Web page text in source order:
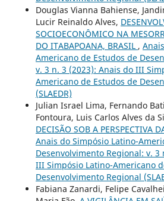
Douglas Vianna Bahiense,
Lucir Reinaldo Alves,
SOCIOECONÔMICO NA
DO ITABAPOANA, BRASIL ,
Americano de Estudos de
v. 3 n. 3 (2023): Anais do III
Americano de Estudos de
(SLAEDR)
Julian Israel Lima, Fernando
Fontoura, Luis Carlos Alves da
DECISÃO SOB A PERSPECTIVA
Anais do Simpósio Latino-
Desenvolvimento Regional: v. 3
III Simpósio Latino-Americano
Desenvolvimento Regional
Fabiana Zanardi, Felipe